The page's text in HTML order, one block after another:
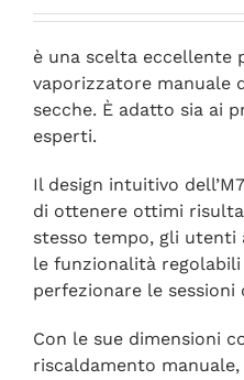
è una scelta eccellente
vaporizzatore manuale
secche. È adatto sia ai
esperti.
Il design intuitivo
di ottenere ottimi
stesso tempo, gli utenti
le funzionalità
perfezionare le sessioni
Con le sue dimensioni
riscaldamento